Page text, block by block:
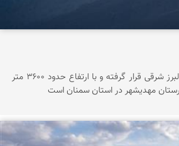
قدمگاه قله در غرب البرز شرقی قرار گرفته و با ارتفاع حدود ۳۶0۰ متر
مهدیشهر در استان سمنان است